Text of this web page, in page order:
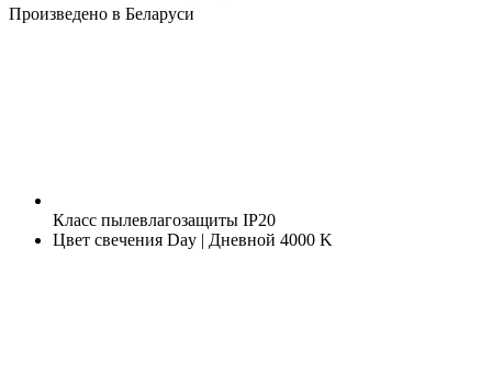
Произведено в Беларуси
Класс пылевлагозащиты IP20
Цвет свечения Day | Дневной 4000 K